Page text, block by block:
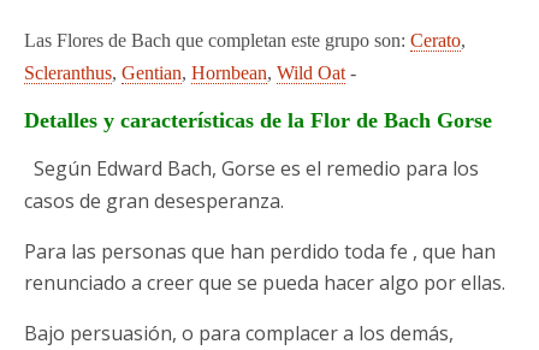
Las Flores de Bach que completan este grupo son: Cerato,
Scleranthus, Gentian, Hornbean, Wild Oat -
Detalles y características de la Flor de Bach Gorse
Según Edward Bach, Gorse es el remedio para los
casos de gran desesperanza.
Para las personas que han perdido toda fe , que han
renunciado a creer que se pueda hacer algo por ellas.
Bajo persuasión, o para complacer a los demás,